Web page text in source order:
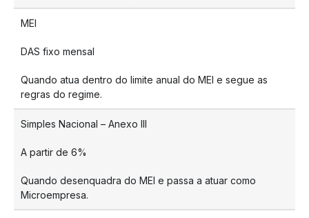
MEI
DAS fixo mensal
Quando atua dentro do limite anual do MEI e segue as
regras do regime.
Simples Nacional – Anexo III
A partir de 6%
Quando desenquadra do MEI e passa a atuar como
Microempresa.